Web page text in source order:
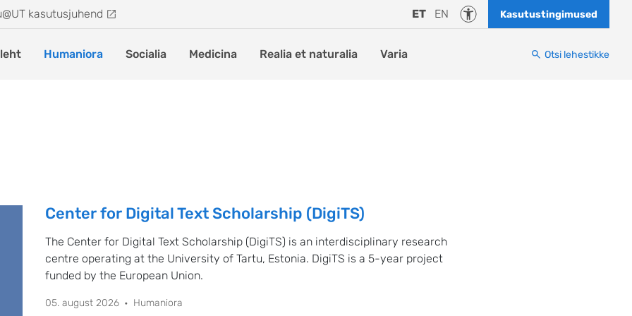
kasutusjuhend ET EN Juurdepääsetavus
Kasutustingimused
Humaniora Socialia Medicina Realia et naturalia Varia Otsi lehestikke
Center for Digital Text Scholarship (DigiTS)
The Center for Digital Text Scholarship (DigiTS) is an interdisciplinary research
centre operating at the University of Tartu, Estonia. DigiTS is a 5-year project
funded by the European Union.
05. august 2026 Humaniora